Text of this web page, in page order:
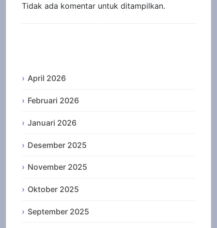
Tidak ada komentar untuk ditampilkan.
April 2026
Februari 2026
Januari 2026
Desember 2025
November 2025
Oktober 2025
September 2025